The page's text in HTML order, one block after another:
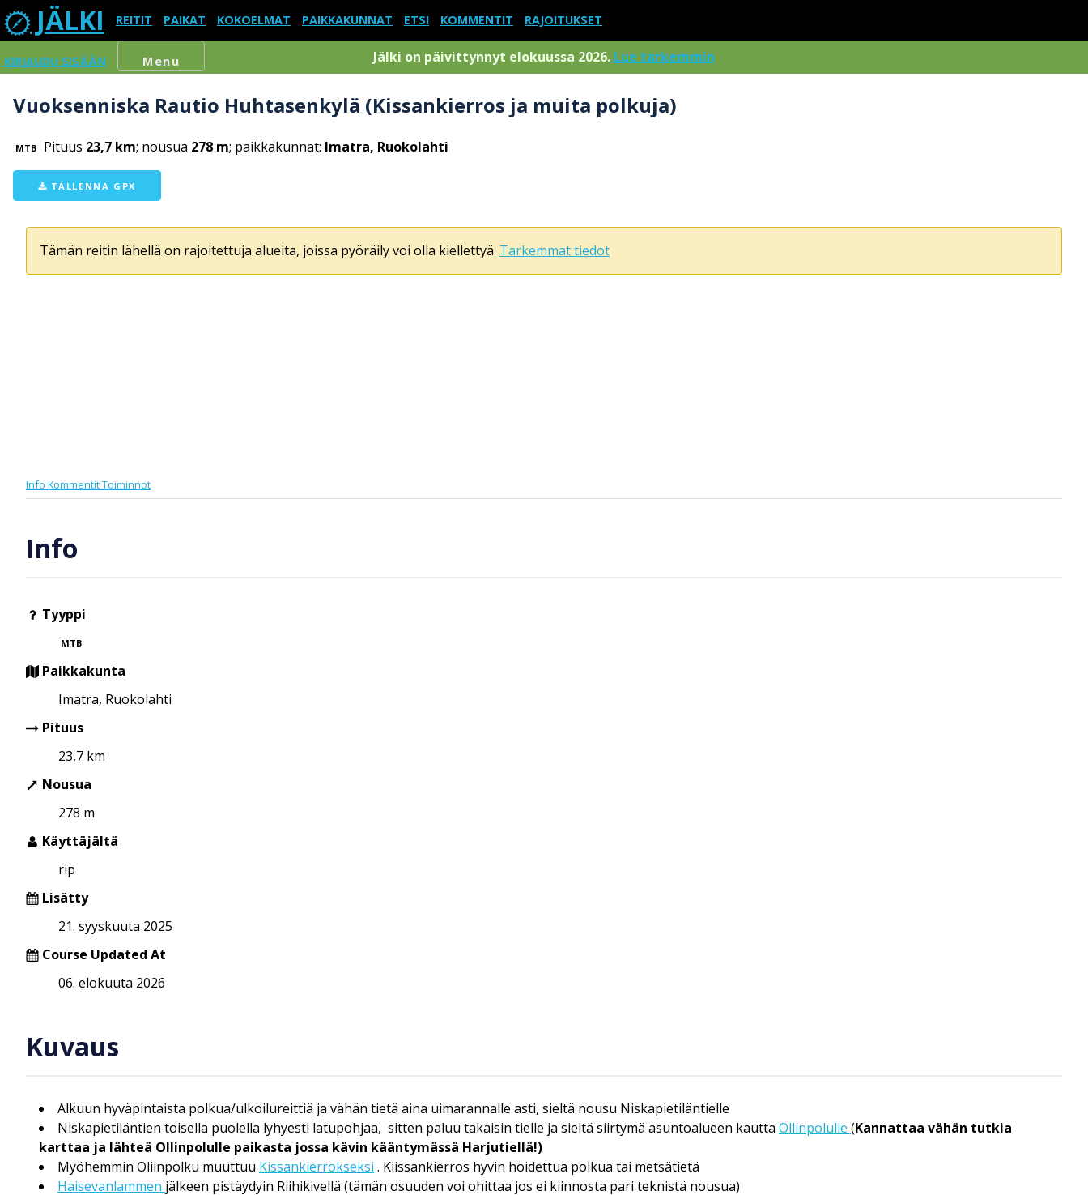
JÄLKI REITIT PAIKAT KOKOELMAT PAIKKAKUNNAT ETSI KOMMENTIT RAJOITUKSET
KIRJAUDU SISÄÄN Menu Jälki on päivittynnyt elokuussa 2026. Lue tarkemmin
Vuoksenniska Rautio Huhtasenkylä (Kissankierros ja muita polkuja)
MTB Pituus 23,7 km; nousua 278 m; paikkakunnat: Imatra, Ruokolahti
TALLENNA GPX
Tämän reitin lähellä on rajoitettuja alueita, joissa pyöräily voi olla kiellettyä. Tarkemmat tiedot
Info KommentitToiminnot
Info
Tyyppi
MTB
Paikkakunta
Imatra, Ruokolahti
Pituus
23,7 km
Nousua
278 m
Käyttäjältä
rip
Lisätty
21. syyskuuta 2025
Course Updated At
06. elokuuta 2026
Kuvaus
Alkuun hyväpintaista polkua/ulkoilureittiä ja vähän tietä aina uimarannalle asti, sieltä nousu Niskapietiläntielle
Niskapietiläntien toisella puolella lyhyesti latupohjaa, sitten paluu takaisin tielle ja sieltä siirtymä asuntoalueen kautta Ollinpolulle (Kannattaa vähän tutkia
karttaa ja lähteä Ollinpolulle paikasta jossa kävin kääntymässä Harjutiellä!)
Myöhemmin Oliinpolku muuttuu Kissankierrokseksi . Kiissankierros hyvin hoidettua polkua tai metsätietä
Haisevanlammen jälkeen pistäydyin Riihikivellä (tämän osuuden voi ohittaa jos ei kiinnosta pari teknistä nousua)